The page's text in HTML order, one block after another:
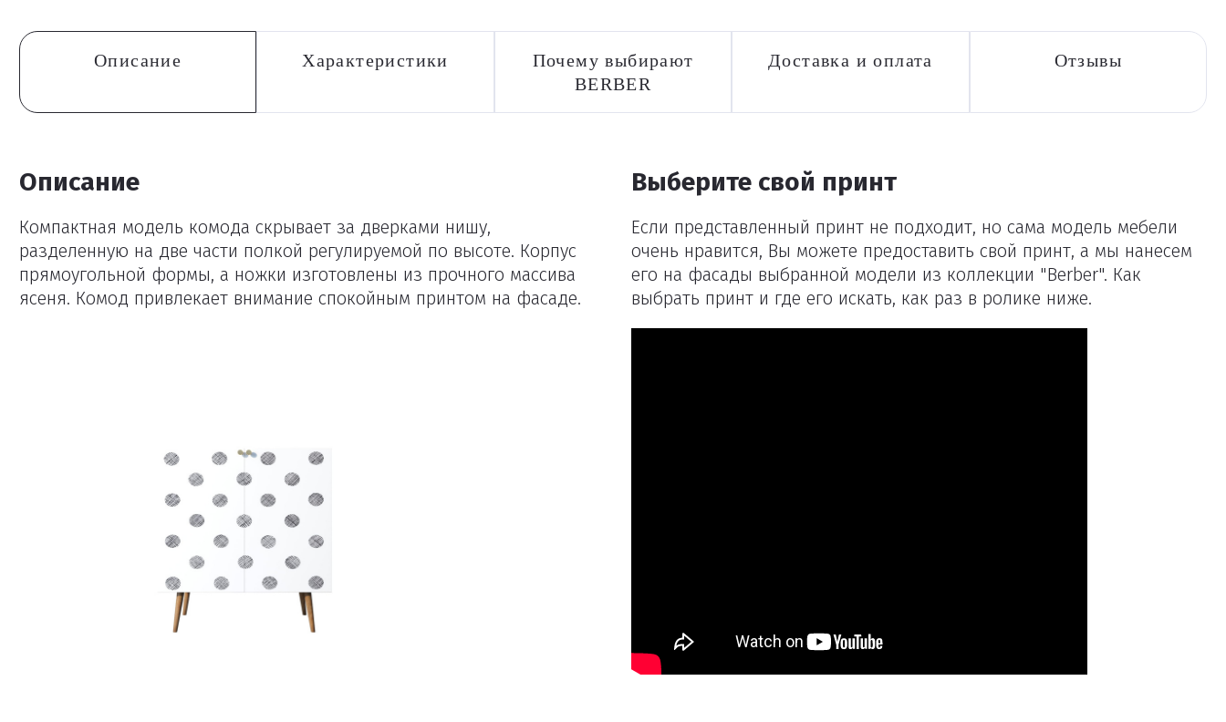
Описание Характеристики
Почему выбирают
BERBER
Доставка и оплата Отзывы
Описание
Компактная модель комода скрывает за дверками нишу,
разделенную на две части полкой регулируемой по высоте. Корпус
прямоугольной формы, а ножки изготовлены из прочного массива
ясеня. Комод привлекает внимание спокойным принтом на фасаде.
Выберите свой принт
Если представленный принт не подходит, но сама модель мебели
очень нравится, Вы можете предоставить свой принт, а мы нанесем
его на фасады выбранной модели из коллекции "Berber". Как
выбрать принт и где его искать, как раз в ролике ниже.
Удалить